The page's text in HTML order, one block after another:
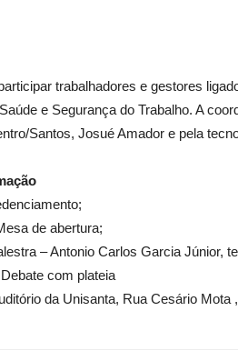
trabalhadores e gestores
e Segurança do Trabalho. A
Santos, Josué Amador e pela
de abertura;
– Antonio Carlos Garcia Júnior,
com plateia
da Unisanta, Rua Cesário Mota